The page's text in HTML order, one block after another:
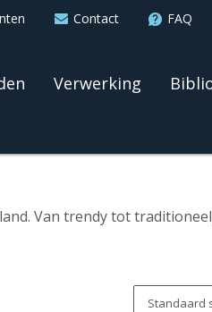
Contact FAQ
Verwerking
Van trendy tot
Standaard